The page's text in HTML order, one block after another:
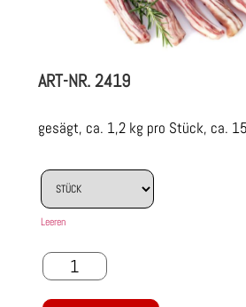
ART-NR.2419
gesägt, ca. 1,2 kg pro Stück, ca.
Leeren